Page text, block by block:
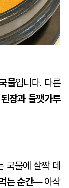
물입니다. 다른
된장과 들깻가루
국물에 살짝 데
는 순간— 아삭